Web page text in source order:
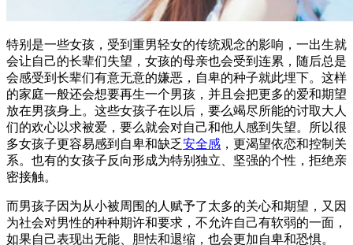
特别是一些女孩，受到重男轻女的传统观念的影响，一出生就
会让自己的长辈们失望，女孩的母亲也会受到连累，随后总是
会感受到长辈们有意无意的嫌恶，自卑的种子就此埋下。这样
的家庭一般还会想要再生一个男孩，并且会把更多的爱和期望
放在男孩身上。这些女孩子在以后，要么竭尽所能的讨取大人
们的欢心以求被爱，要么就会对自己和他人感到失望。所以很
多女孩子更容易感到自卑和缺乏安全感 ，更渴望依恋和控制关
系。也有的女孩子反向形成为特别独立、坚强的个性，拒绝亲
密接触。
而男孩子因为从小被周围的人赋予了太多的关心和期望，又因
为社会对男性的种种期许和要求，不允许自己有软弱的一面，
如果自己表现出无能、胆怯和退缩，也会更加自卑和恐惧。